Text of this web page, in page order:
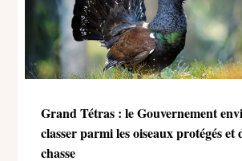
Grand Tétras : le Gouvernement
classer parmi les oiseaux protégés et
chasse